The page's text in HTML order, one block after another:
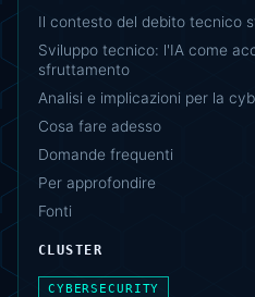
Il contesto del debito tecnico
Sviluppo tecnico: l'IA come
sfruttamento
Analisi e implicazioni per la
Cosa fare adesso
Domande frequenti
Per approfondire
Fonti
CLUSTER
CYBERSECURITY